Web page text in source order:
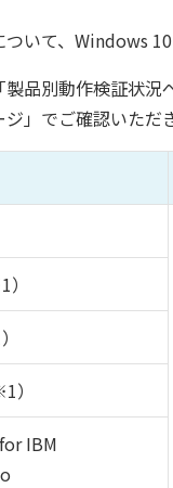
いて、Windows
品別動作検証状況
」でご確認いただ
）
IBM